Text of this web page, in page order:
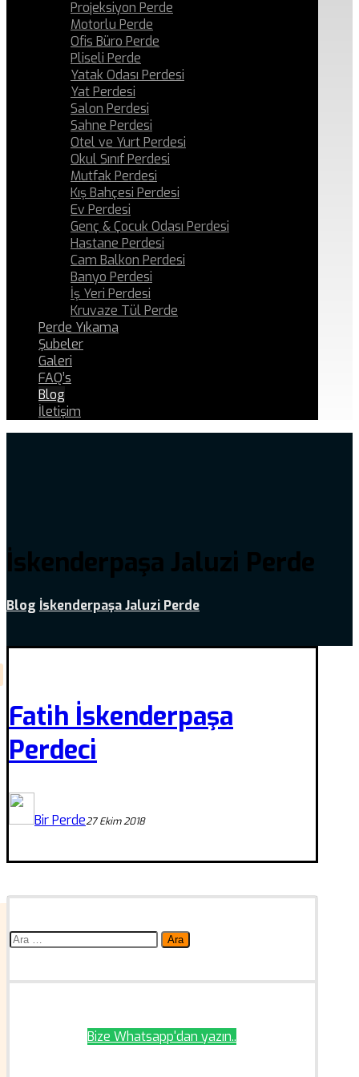
Projeksiyon Perde
Motorlu Perde
Ofis Büro Perde
Pliseli Perde
Yatak Odası Perdesi
Yat Perdesi
Salon Perdesi
Sahne Perdesi
Otel ve Yurt Perdesi
Okul Sınıf Perdesi
Mutfak Perdesi
Kış Bahçesi Perdesi
Ev Perdesi
Genç & Çocuk Odası Perdesi
Hastane Perdesi
Cam Balkon Perdesi
Banyo Perdesi
İş Yeri Perdesi
Kruvaze Tül Perde
Perde Yıkama
Şubeler
Galeri
FAQ’s
Blog
İletişim
İskenderpaşa Jaluzi Perde
Blog İskenderpaşa Jaluzi Perde
Fatih İskenderpaşa
Perdeci
Bir Perde27 Ekim 2018
Arama:
Bize Whatsapp'dan yazın..